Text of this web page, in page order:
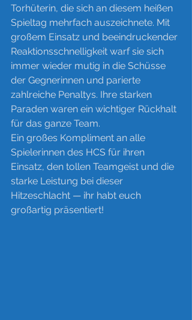
Torhüterin, die sich an diesem heißen
Spieltag mehrfach auszeichnete. Mit
großem Einsatz und beeindruckender
Reaktionsschnelligkeit warf sie sich
immer wieder mutig in die Schüsse
der Gegnerinnen und parierte
zahlreiche Penaltys. Ihre starken
Paraden waren ein wichtiger Rückhalt
für das ganze Team.
Ein großes Kompliment an alle
Spielerinnen des HCS für ihren
Einsatz, den tollen Teamgeist und die
starke Leistung bei dieser
Hitzeschlacht — ihr habt euch
großartig präsentiert!